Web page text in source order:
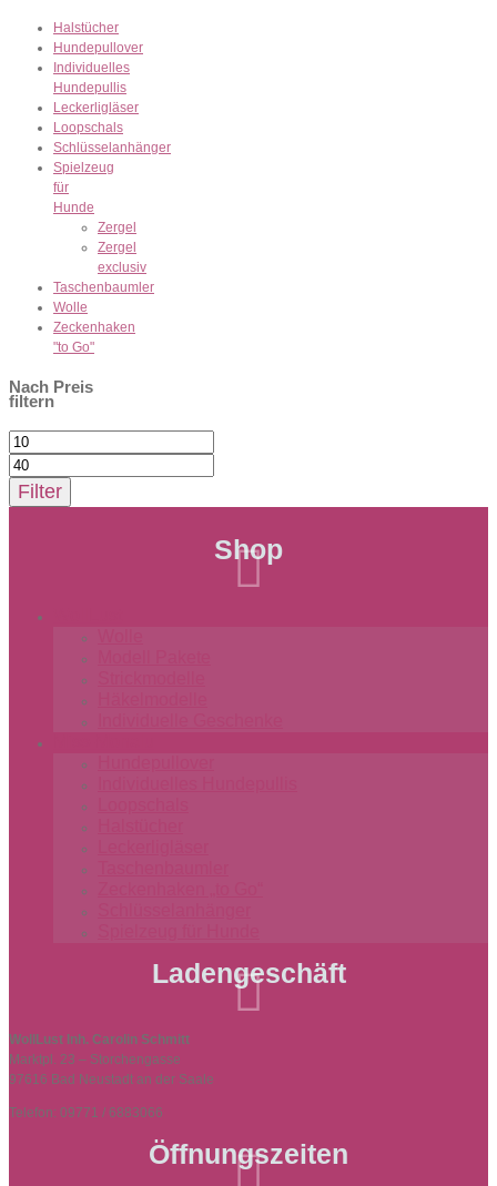
Halstücher
Hundepullover
Individuelles
Hundepullis
Leckerligläser
Loopschals
Schlüsselanhänger
Spielzeug
für
Hunde
Zergel
Zergel
exclusiv
Taschenbaumler
Wolle
Zeckenhaken
"to Go"
Nach Preis
filtern
Min.
Preis
Max.
Preis
Filter
Shop

Ladengeschäft

WollLust Inh. Carolin Schmitt
Marktpl. 23 – Storchengasse
97616 Bad Neustadt an der Saale
Telefon: 09771 / 6883066
Öffnungszeiten
